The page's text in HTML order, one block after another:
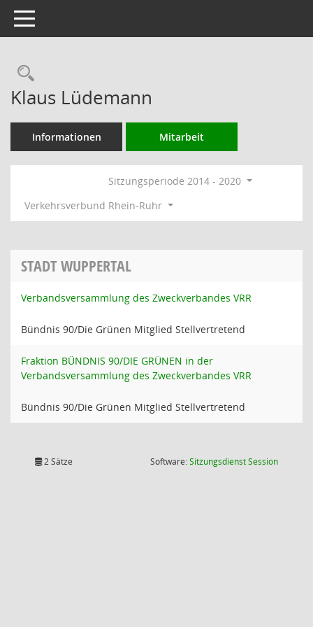
Toggle navigation
Rechercheauswahl
Klaus Lüdemann
Informationen Mitarbeit
Sitzungsperiode 2014 - 2020
Verkehrsverbund Rhein-Ruhr
STADT WUPPERTAL
Verbandsversammlung des Zweckverbandes VRR
Bündnis 90/Die Grünen Mitglied Stellvertretend
Fraktion BÜNDNIS 90/DIE GRÜNEN in der
Verbandsversammlung des Zweckverbandes VRR
Bündnis 90/Die Grünen Mitglied Stellvertretend
2 Sätze Software:SitzungsdienstSession(Wird in